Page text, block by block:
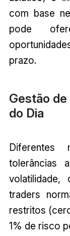
com base
pode
prazo.
Gestão de
do Dia
Diferentes
tolerâncias
traders
restritos
1% de risco